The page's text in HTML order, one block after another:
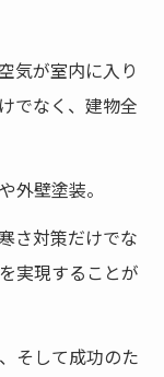
気が室内に入り
でなく、建物全
外壁塗装。
さ対策だけでな
実現することが
そして成功のた